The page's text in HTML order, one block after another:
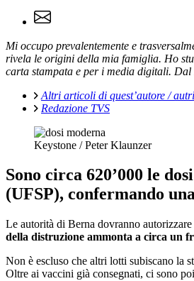
Mi occupo prevalentemente e
rivela le origini della mia famiglia. Ho
carta stampata e per i media digitali.
Altri articoli di quest’autore /
Redazione TVS
Keystone / Peter Klaunzer
Sono circa 620’000 le
(UFSP), confermando
Le autorità di Berna dovranno
della distruzione ammonta a circa un
Non è escluso che altri lotti subiscano la
Oltre ai vaccini già consegnati, ci sono